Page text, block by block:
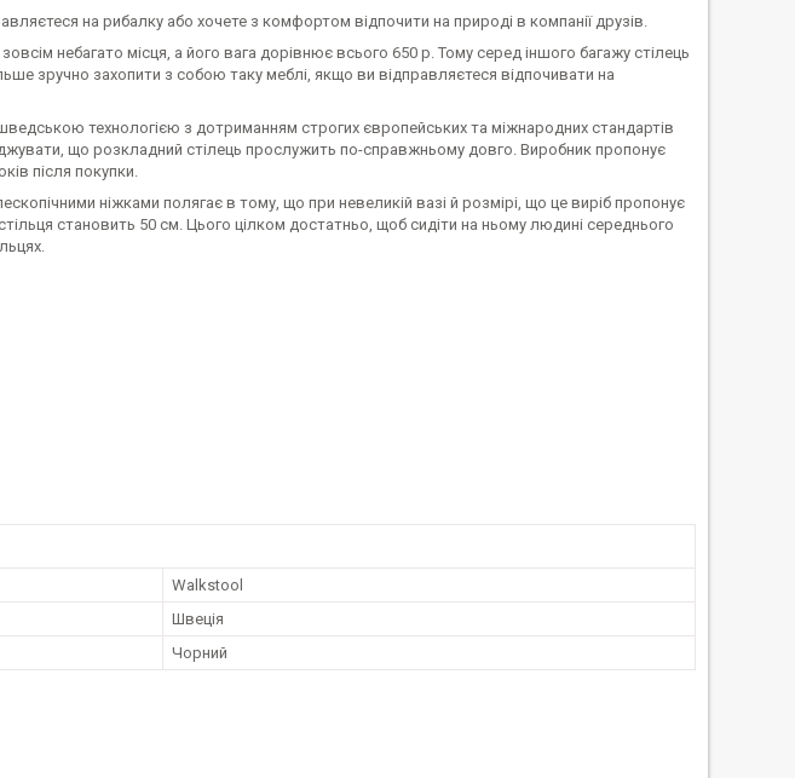
на рибалку або хочете з комфортом відпочити на природі в компанії друзів.
небагато місця, а його вага дорівнює всього 650 р. Тому серед іншого багажу стілець
зручно захопити з собою таку меблі, якщо ви відправляєтеся відпочивати на
технологією з дотриманням строгих європейських та міжнародних стандартів
що розкладний стілець прослужить по-справжньому довго. Виробник пропонує
після покупки.
ніжками полягає в тому, що при невеликій вазі й розмірі, що це виріб пропонує
становить 50 см. Цього цілком достатньо, щоб сидіти на ньому людині середнього
Walkstool
Швеція
Чорний